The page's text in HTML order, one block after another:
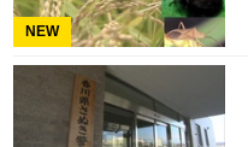
NEW